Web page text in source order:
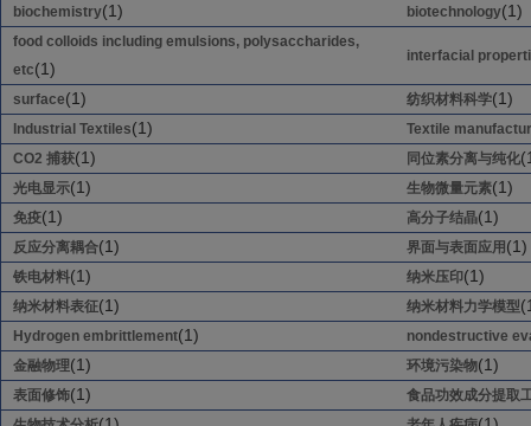
biochemistry(1) biotechnology(1)
food colloids including emulsions, polysaccharides,
etc(1)
interfacial
surface(1) 纺织材料科学(1)
Industrial Textiles(1)
Textile
CO2 捕获(1) 同位素分离与纯化
光电显示(1) 生物微量元素(1)
免疫(1) 高分子结晶(1)
反应分离耦合(1) 界面与表面应用 (1)
铁电材料(1) 纳米压印(1)
纳米材料表征(1) 纳米材料力学模型
Hydrogen embrittlement(1)
nondestructive
金融物理(1) 环境污染物(1)
表面修饰(1)
食品功效成分提取